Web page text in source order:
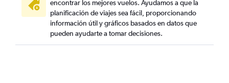
encontrar los mejores vuelos. Ayudamos a que la
planificación de viajes sea fácil, proporcionando
información útil y gráficos basados en datos que
pueden ayudarte a tomar decisiones.